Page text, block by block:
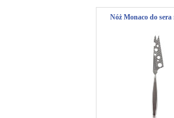
Nóż Monaco do sera